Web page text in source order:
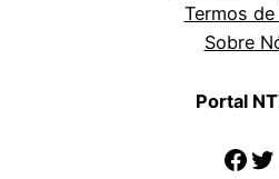
Termos de
Sobre
Portal